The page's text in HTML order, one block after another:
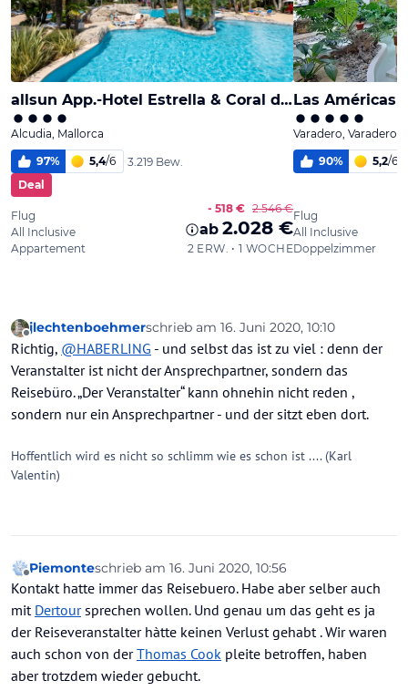
Offline
jlechtenboehmerschrieb am 16. Juni 2020, 10:10
zuletzt editiert von jlechtenboehmer
Richtig, @HABERLING - und selbst das ist zu viel : denn der
Veranstalter ist nicht der Ansprechpartner, sondern das
Reisebüro. „Der Veranstalter“ kann ohnehin nicht reden ,
sondern nur ein Ansprechpartner - und der sitzt eben dort.
Hoffentlich wird es nicht so schlimm wie es schon ist .... (Karl
Valentin)
Offline
Piemonteschrieb am 16. Juni 2020, 10:56
zuletzt editiert von
Kontakt hatte immer das Reisebuero. Habe aber selber auch
mit Dertoursprechen wollen. Und genau um das geht es ja
der Reiseveranstalter hàtte keinen Verlust gehabt . Wir waren
auch schon von derThomas Cook pleite betroffen, haben
aber trotzdem wieder gebucht.